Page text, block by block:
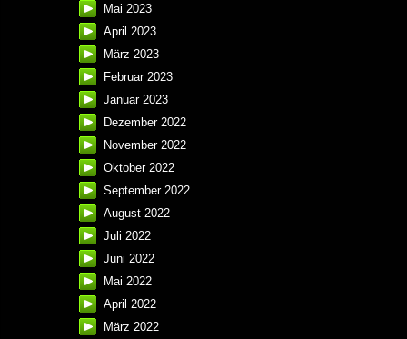
Mai 2023
April 2023
März 2023
Februar 2023
Januar 2023
Dezember 2022
November 2022
Oktober 2022
September 2022
August 2022
Juli 2022
Juni 2022
Mai 2022
April 2022
März 2022